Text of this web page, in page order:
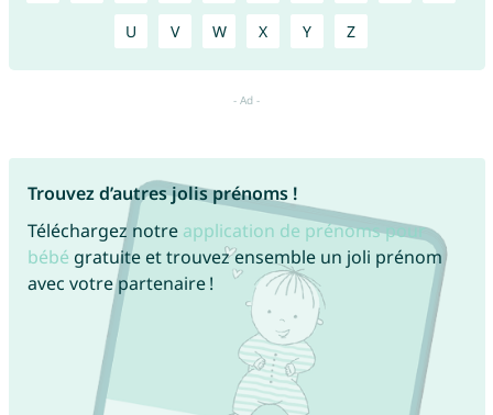
U V W X Y Z
Trouvez d’autres jolis prénoms !
Téléchargez notre application de prénoms pour
bébé gratuite et trouvez ensemble un joli prénom
avec votre partenaire !